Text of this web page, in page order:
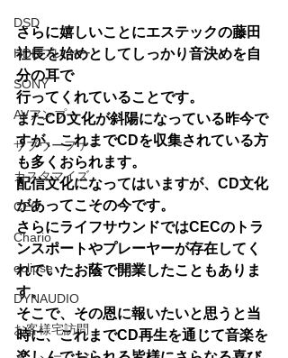
DSD
HDDプレヤー
SONY
AVアンプ
サブウーファー
カスタマイズ
CEC
Chario
eclipse
DYNAUDIO
お客様宅訪問
さらに嬉しいことにエステックの藤田
社長を始めとしてしっかり音決めを自
分の耳で
行ってくれていることです。
またCD文化が斜陽になっている昨今で
すが、これまでCDを収集されている方
も多くおられます。
配信文化になってはいますが、CD文化
があってこその今です。
さらにライフサウンドではCECのトラ
ンスポートやプレーヤーが存在してく
れていたお蔭で開業したこともありま
す。
そこで、その恩に報いたいと思うと当
時に、これまでCD再生を通じて音楽を